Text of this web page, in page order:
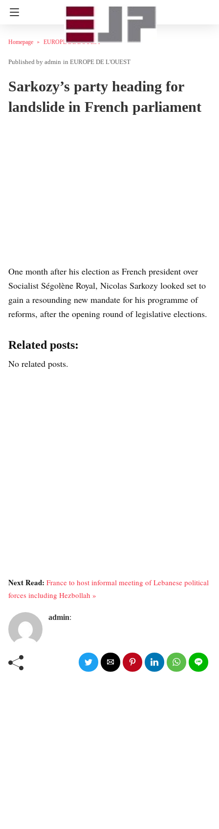
Homepage EUROPE DE L'OUEST
admin in EUROPE DE L'OUEST
Sarkozy’s party heading for
landslide in French parliament
One month after his election as French president over
Socialist Ségolène Royal, Nicolas Sarkozy looked set to
gain a resounding new mandate for his programme of
reforms, after the opening round of legislative elections.
Related posts:
No related posts.
Next Read: France to host informal meeting of Lebanese political
forces including Hezbollah »
admin: